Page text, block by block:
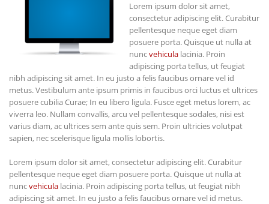
Lorem ipsum dolor sit amet,
consectetur adipiscing elit. Curabitur
pellentesque neque eget diam
posuere porta. Quisque ut nulla at
nuncvehicula lacinia. Proin
adipiscing porta tellus, ut feugiat
nibh adipiscing sit amet. In eu justo a felis faucibus ornare vel id
metus. Vestibulum ante ipsum primis in faucibus orci luctus et ultrices
posuere cubilia Curae; In eu libero ligula. Fusce eget metus lorem, ac
viverra leo. Nullam convallis, arcu vel pellentesque sodales, nisi est
varius diam, ac ultrices sem ante quis sem. Proin ultricies volutpat
sapien, nec scelerisque ligula mollis lobortis.
Lorem ipsum dolor sit amet, consectetur adipiscing elit. Curabitur
pellentesque neque eget diam posuere porta. Quisque ut nulla at
nuncvehicula lacinia. Proin adipiscing porta tellus, ut feugiat nibh
adipiscing sit amet. In eu justo a felis faucibus ornare vel id metus.